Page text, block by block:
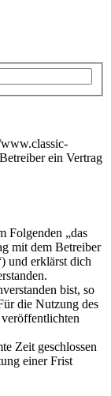
ein Vertrag
Folgenden „das
mit dem Betreiber
und erklärst dich
bist, so
die Nutzung des
Zeit geschlossen
einer Frist